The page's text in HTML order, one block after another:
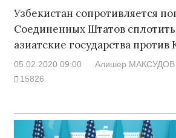
Узбекистан сопротивляется
Соединенных Штатов
азиатские государства против
05.02.2020 09:00 Алишер МАКСУДОВ
15826